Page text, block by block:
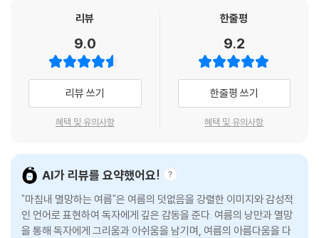
보아야 한다. 존재의 당연함을 한 순간의 긴장으로 흔들어 놓는 마음까지.
랑이라 부르기로.
작가는 시에서 우는 힘 또한 당연시하도록 만든다. 자주 넘어진 무릎, 인상
을 쓸 때마다 고이는 울음, 여름의 한가운데에서 땀을 흘렸던 모든 핑계. 세
계가 흐트러진 것들을 그저 우리라고 부를 수 있는 용기.
우리가 쏟아낸 상처가 흉터로 고이기까지의 순간이 고스란히 남겨져 있다.
우리는 상처로 가득찬 이 세상에서 영원히 예외일 거야. 자주 울어도 땀을
흘리지 않는 핑계가 되기 위해 파랑을 들이마시면서.
너와 내가 만든 우리가 이곳에 있다.
리뷰
9.0
리뷰 쓰기
혜택 및 유의사항
한줄평
9.2
한줄평 쓰기
혜택 및 유의사항
AI가 리뷰를 요약했어요!
"마침내 멸망하는 여름"은 여름의 덧없음을 강렬한 이미지와 감성적
인 언어로 표현하여 독자에게 깊은 감동을 준다. 여름의 낭만과 멸망
을 통해 독자에게 그리움과 아쉬움을 남기며, 여름의 아름다움을 다